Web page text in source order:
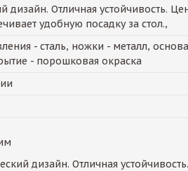
дизайн. Отличная устойчивость.
удобную посадку за стол.,
- сталь, ножки - металл,
- порошковая окраска
дизайн. Отличная